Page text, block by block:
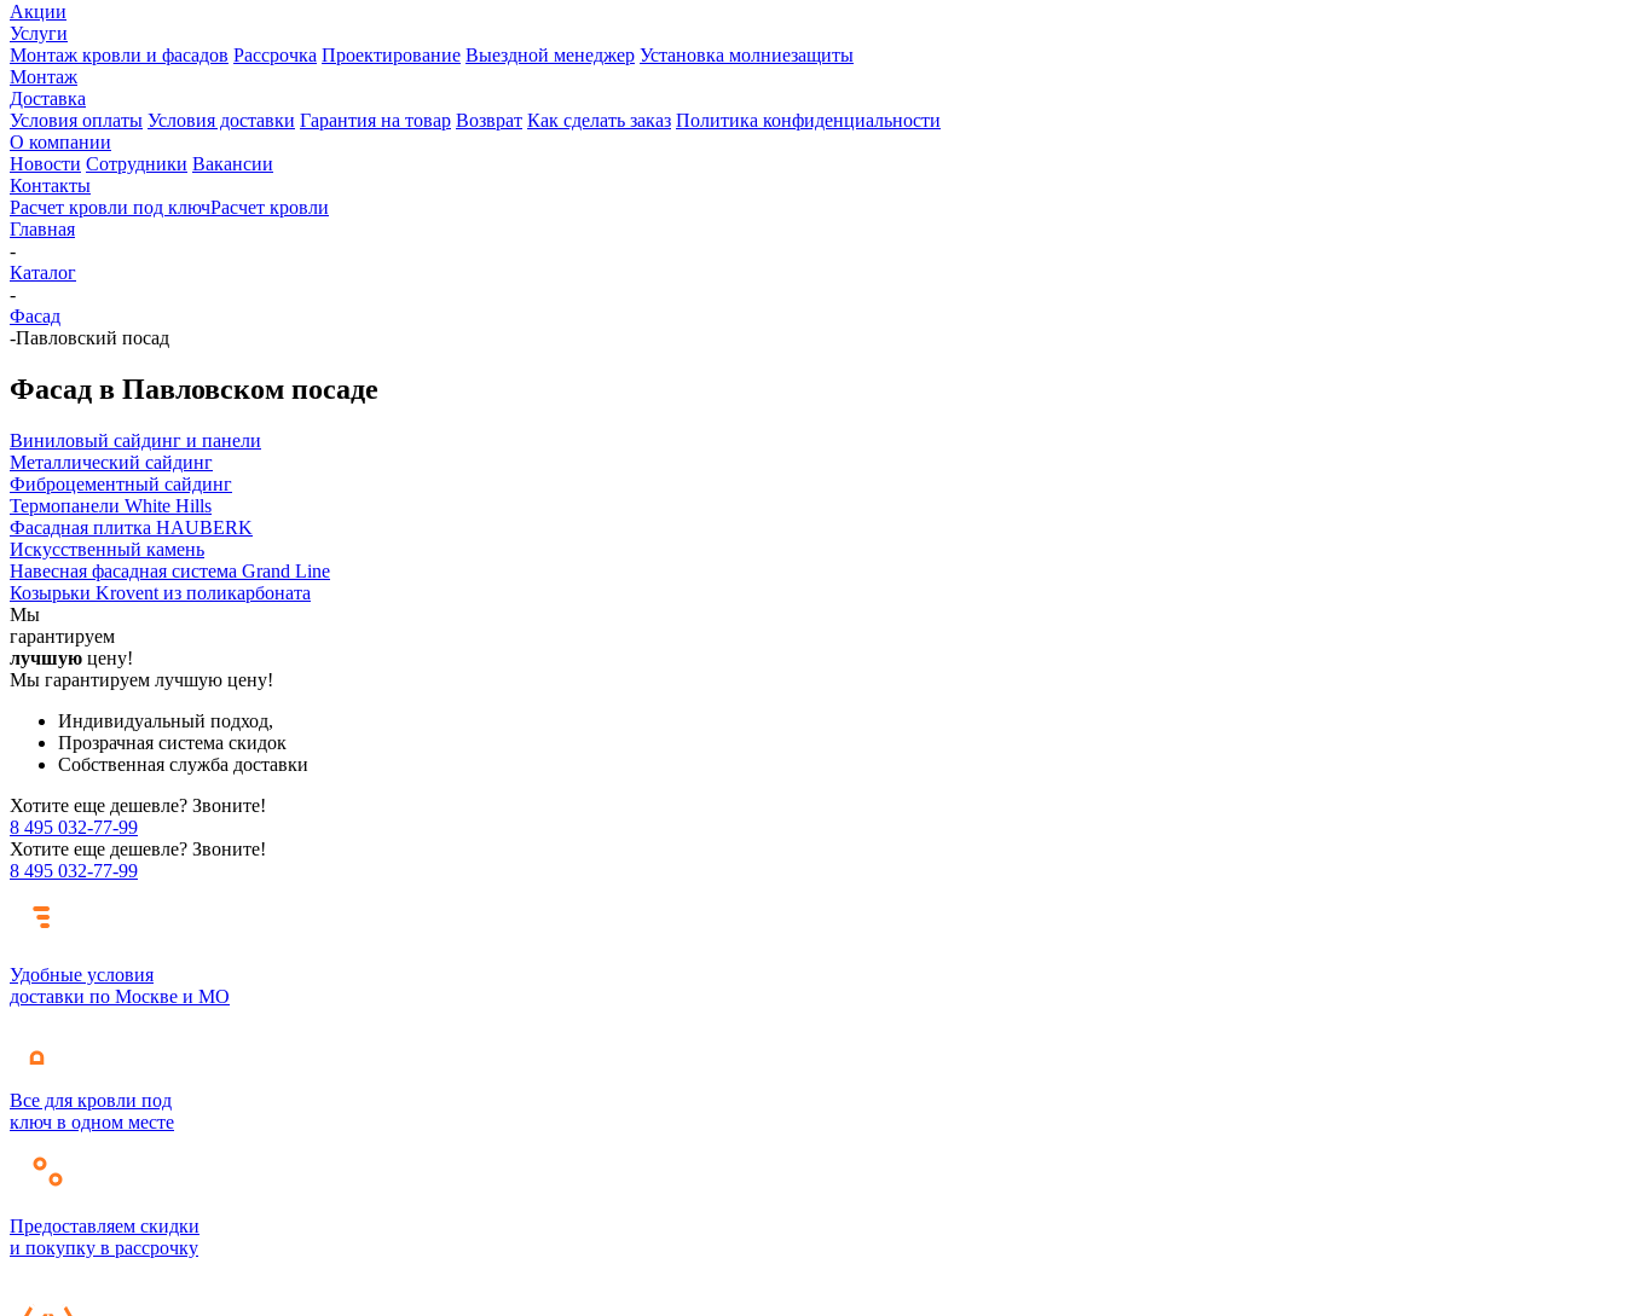
Акции
Услуги
Монтаж кровли и фасадов Рассрочка Проектирование Выездной менеджер Установка молниезащиты
Монтаж
Доставка
Условия оплаты Условия доставки Гарантия на товар Возврат Как сделать заказ Политика конфиденциальности
О компании
Новости Сотрудники Вакансии
Контакты
Расчет кровли под ключРасчет кровли
Главная
-
Каталог
-
Фасад
-Павловский посад
Фасад в Павловском посаде
Виниловый сайдинг и панели
Металлический сайдинг
Фиброцементный сайдинг
Термопанели White Hills
Фасадная плитка HAUBERK
Искусственный камень
Навесная фасадная система Grand Line
Козырьки Krovent из поликарбоната
Мы
гарантируем
лучшую цену!
Мы гарантируем лучшую цену!
Индивидуальный подход,
Прозрачная система скидок
Собственная служба доставки
Хотите еще дешевле? Звоните!
8 495 032-77-99
Хотите еще дешевле? Звоните!
8 495 032-77-99
Удобные условия
доставки по Москве и МО
Все для кровли под
ключ в одном месте
Предоставляем скидки
и покупку в рассрочку